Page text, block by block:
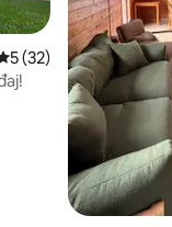
ocjena: 5/5,
5 (32)